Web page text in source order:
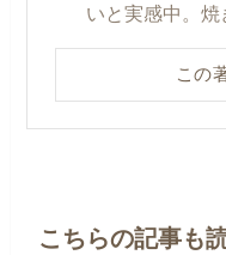
いと実感中。焼
この
こちらの記事も